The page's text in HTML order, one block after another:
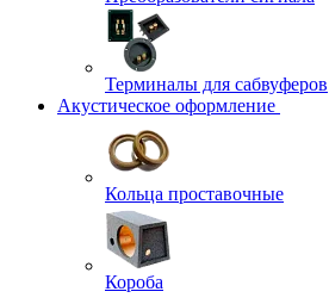
Терминалы для сабвуферов
Акустическое оформление
Кольца проставочные
Короба